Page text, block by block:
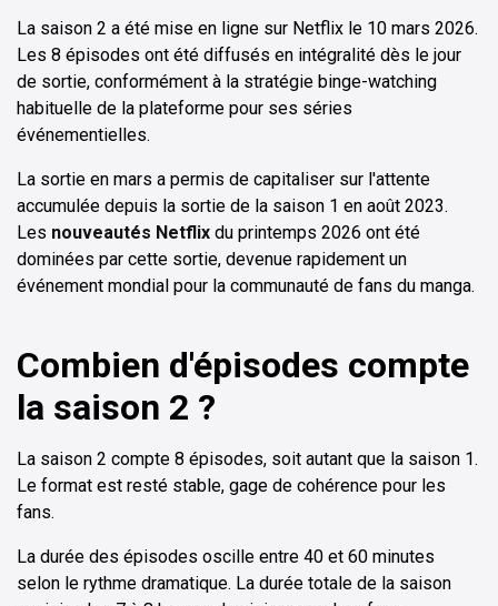
La saison 2 a été mise en ligne sur Netflix le 10 mars 2026.
Les 8 épisodes ont été diffusés en intégralité dès le jour
de sortie, conformément à la stratégie binge-watching
habituelle de la plateforme pour ses séries
événementielles.
La sortie en mars a permis de capitaliser sur l'attente
accumulée depuis la sortie de la saison 1 en août 2023.
Les nouveautés Netflix du printemps 2026 ont été
dominées par cette sortie, devenue rapidement un
événement mondial pour la communauté de fans du manga.
Combien d'épisodes compte
la saison 2 ?
La saison 2 compte 8 épisodes, soit autant que la saison 1.
Le format est resté stable, gage de cohérence pour les
fans.
La durée des épisodes oscille entre 40 et 60 minutes
selon le rythme dramatique. La durée totale de la saison